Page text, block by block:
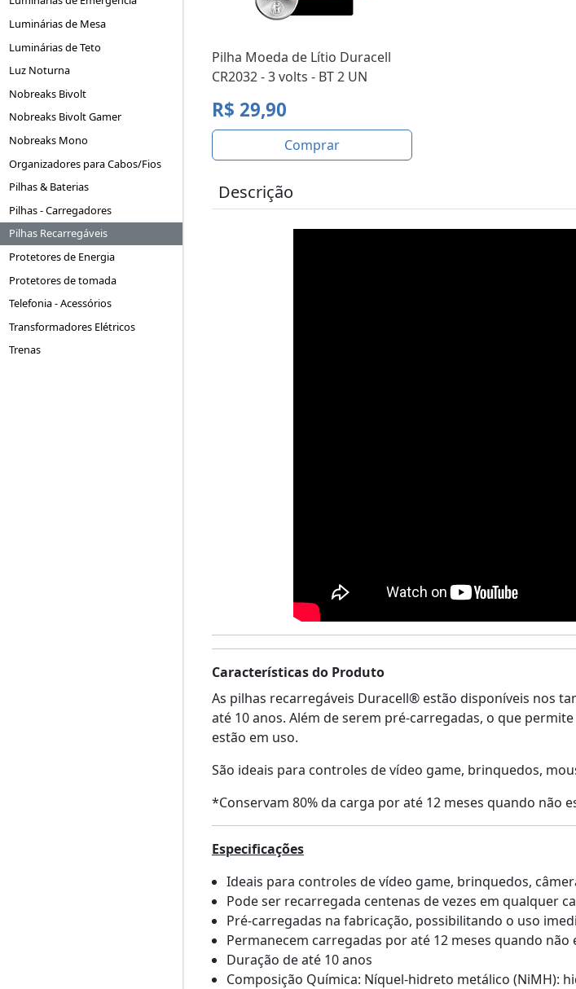
Luminárias de Mesa
Luminárias de Teto
Luz Noturna
Nobreaks Bivolt
Nobreaks Bivolt Gamer
Nobreaks Mono
Organizadores para Cabos/Fios
Pilhas & Baterias
Pilhas - Carregadores
Pilhas Recarregáveis
Protetores de Energia
Protetores de tomada
Telefonia - Acessórios
Transformadores Elétricos
Trenas
Pilha Moeda de Lítio Duracell
CR2032 - 3 volts - BT 2 UN
R$ 29,90
Comprar
Descrição
Características do Produto
As pilhas recarregáveis Duracell® estão disponíveis nos
até 10 anos. Além de serem pré-carregadas, o que
estão em uso.
São ideais para controles de vídeo game, brinquedos,
*Conservam 80% da carga por até 12 meses quando não
Especificações
Ideais para controles de vídeo game, brinquedos,
Pode ser recarregada centenas de vezes em qualquer
Pré-carregadas na fabricação, possibilitando o uso
Permanecem carregadas por até 12 meses quando não
Duração de até 10 anos
Composição Química: Níquel-hidreto metálico (NiMH):